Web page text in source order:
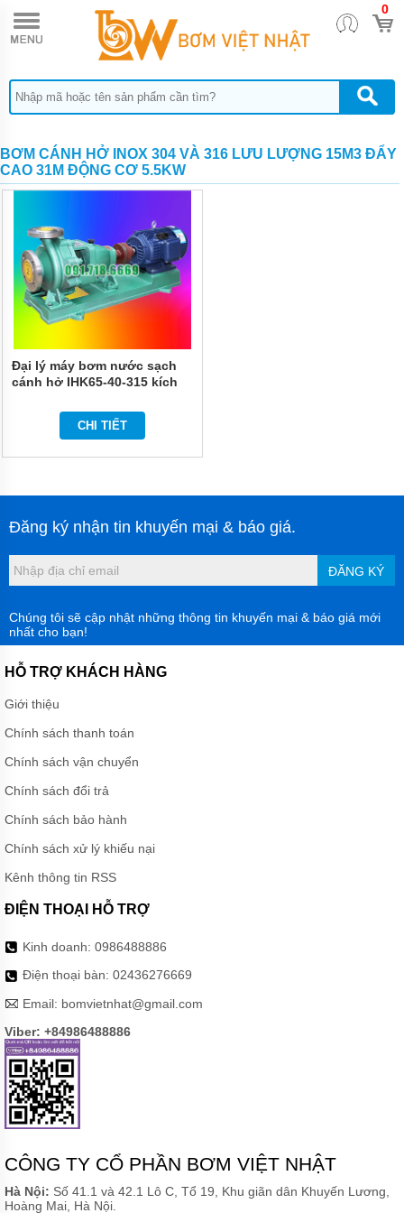
0
TRANG
CHỦ
BƠM
HÓA
CHẤT
ĐỊNH
LƯỢNG
HÓA
BƠM
HÓA
CHẤT
THÙNG
PHUY
QUẠT
KHÍ
MÁY
THỦY
LỰC
BƠM
NHIỆT
BƠM
CHÌM
NƯỚC
KHUẤY
CHẤT
MÁY
BƠM
NƯỚC
SỤC
BƠM
MÁY
BƠM
NGHIỆP
GIỚI
THIỆU
SẢN
PHẨM
MỚI
LIÊN
HỆ
BƠM CÁNH HỞ INOX 304 VÀ 316 LƯU LƯỢNG 15M3 ĐẨY
CAO 31M ĐỘNG CƠ 5.5KW
Đại lý máy bơm nước sạch
cánh hở IHK65-40-315 kích
CHI TIẾT
Đăng ký nhận tin khuyến mại & báo giá.
ĐĂNG KÝ
Chúng tôi sẽ cập nhật những thông tin khuyến mại & báo giá mới
nhất cho bạn!
HỖ TRỢ KHÁCH HÀNG
Giới thiệu
Chính sách thanh toán
Chính sách vận chuyển
Chính sách đổi trả
Chính sách bảo hành
Chính sách xử lý khiếu nại
Kênh thông tin RSS
ĐIỆN THOẠI HỖ TRỢ
Kinh doanh: 0986488886
Điện thoại bàn: 02436276669
Email: bomvietnhat@gmail.com
Viber: +84986488886
CÔNG TY CỔ PHẦN BƠM VIỆT NHẬT
Hà Nội: Số 41.1 và 42.1 Lô C, Tổ 19, Khu giãn dân Khuyến Lương,
Hoàng Mai, Hà Nội.